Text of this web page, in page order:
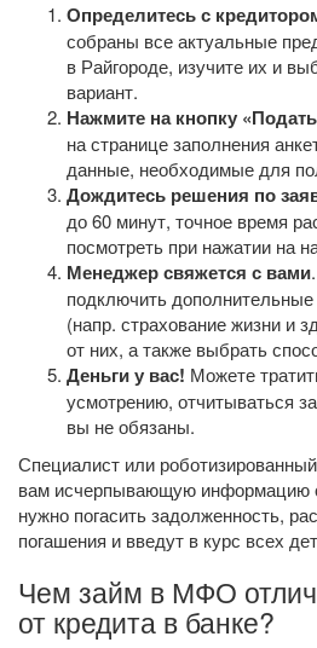
Определитесь с
собраны все актуальные
в Райгороде, изучите их и
вариант.
Нажмите на кнопку
на странице заполнения
данные, необходимые для
Дождитесь решения по
до 60 минут, точное время
посмотреть при нажатии на
Менеджер свяжется с вами
подключить дополнительные
(напр. страхование жизни и
от них, а также выбрать
Деньги у вас! Можете
усмотрению, отчитываться
вы не обязаны.
Специалист или
вам исчерпывающую информацию
нужно погасить задолженность,
погашения и введут в курс всех
Чем займ в МФО
от кредита в банке?